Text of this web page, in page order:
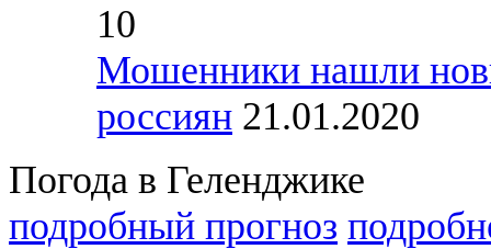
10
Мошенники нашли
россиян 21.01.2020
Погода в Геленджике
подробный прогноз